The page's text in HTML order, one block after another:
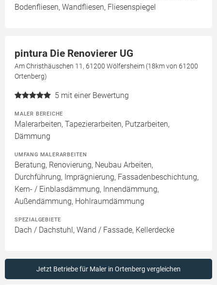
Bodenfliesen, Wandfliesen, Fliesenspiegel
pintura Die Renovierer UG
Am Christhäuschen 11, 61200 Wölfersheim (18km von 61200
Ortenberg)
5 mit einer Bewertung
MALER BEREICHE
Malerarbeiten, Tapezierarbeiten, Putzarbeiten,
Dämmung
UMFANG MALERARBEITEN
Beratung, Renovierung, Neubau Arbeiten,
Durchführung, Imprägnierung, Fassadenbeschichtung,
Kern- / Einblasdämmung, Innendämmung,
Außendämmung, Hohlraumdämmung
SPEZIALGEBIETE
Dach / Dachstuhl, Wand / Fassade, Kellerdecke
Jetzt Betriebe für Maler in Ortenberg vergleichen